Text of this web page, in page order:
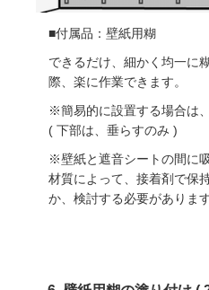
■付属品：壁紙用糊
できるだけ、細かく均一に
際、楽に作業できます。
※簡易的に設置する場合は
( 下部は、垂らすのみ )
※壁紙と遮音シートの間に
材質によって、接着剤で保
か、検討する必要があります